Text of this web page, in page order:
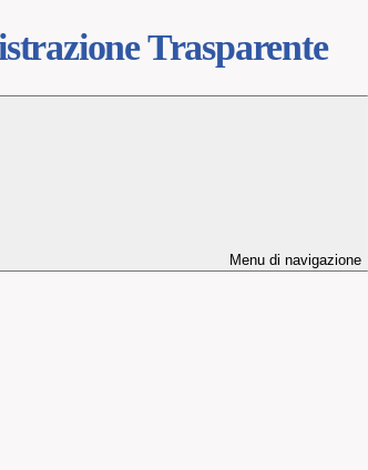
Trasparente
Menu di navigazione